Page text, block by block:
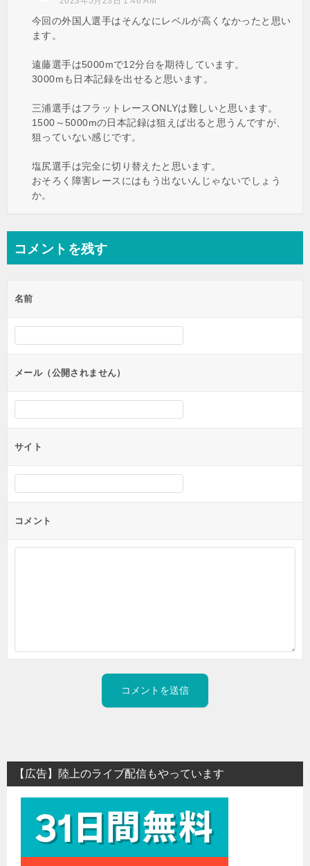
今回の外国人選手はそんなにレベルが高くなかったと思い
ます。
遠藤選手は5000mで12分台を期待しています。
3000mも日本記録を出せると思います。
三浦選手はフラットレースONLYは難しいと思います。
1500～5000mの日本記録は狙えば出ると思うんですが、
狙っていない感じです。
塩尻選手は完全に切り替えたと思います。
おそろく障害レースにはもう出ないんじゃないでしょう
か。
コメントを残す
名前
メール（公開されません）
サイト
コメント
【広告】陸上のライブ配信もやっています